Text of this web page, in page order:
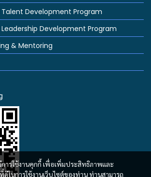
การใช้งานคุกกี้ เพื่อเพิ่มประสิทธิภาพและ
ในการใช้งานเว็บไซต์ของท่าน ท่านสามารถ
Development Program
Development Program
& Mentoring